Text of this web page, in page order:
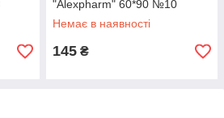
"Alexpharm" 60*90 №10
Немає в наявності
145 ₴